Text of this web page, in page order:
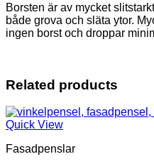
Borsten är av mycket
både grova och släta ytor.
ingen borst och droppar
Related products
Quick View
Fasadpenslar